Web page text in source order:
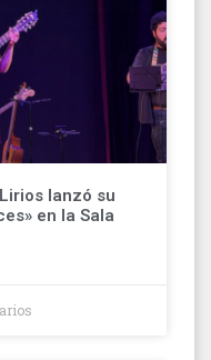
lanzó su
en la Sala